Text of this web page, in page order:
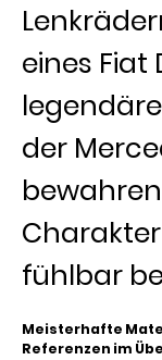
eines Fiat
der
fühlbar
Meisterhafte
Referenzen im